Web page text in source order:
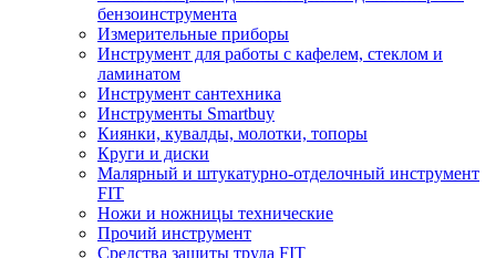
бензоинструмента
Измерительные приборы
Инструмент для работы с кафелем, стеклом и
ламинатом
Инструмент сантехника
Инструменты Smartbuy
Киянки, кувалды, молотки, топоры
Круги и диски
Малярный и штукатурно-отделочный инструмент
FIT
Ножи и ножницы технические
Прочий инструмент
Средства защиты труда FIT